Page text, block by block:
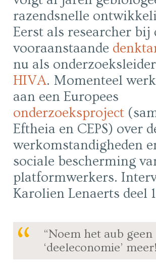
razendsnelle
Eerst als researcher bij
vooraanstaande
nu als
HIVA. Momenteel
aan een Europees
onderzoeksproject
Eftheia en CEPS) over
werkomstandigheden
sociale bescherming
platformwerkers.
Karolien Lenaerts deel 1
“Noem het aub geen
‘deeleconomie’